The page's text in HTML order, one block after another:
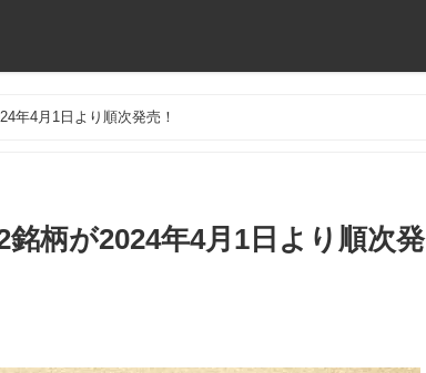
年4月1日より順次発売！
柄が2024年4月1日より順次発